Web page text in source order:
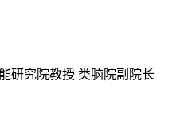
研究院教授 类脑院副院长